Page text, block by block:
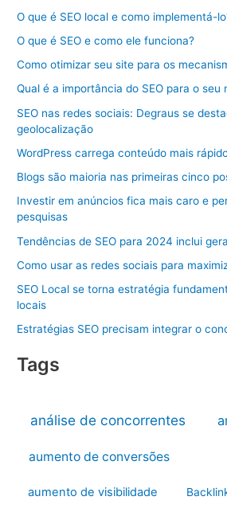
O que é SEO local e como implementá-
O que é SEO e como ele funciona?
Como otimizar seu site para os
Qual é a importância do SEO para o seu
SEO nas redes sociais: Degraus se
geolocalização
WordPress carrega conteúdo mais
Blogs são maioria nas primeiras cinco
Investir em anúncios fica mais caro e
pesquisas
Tendências de SEO para 2024 inclui
Como usar as redes sociais para
SEO Local se torna estratégia
locais
Estratégias SEO precisam integrar o
Tags
análise de concorrentes
aumento de conversões
aumento de visibilidade